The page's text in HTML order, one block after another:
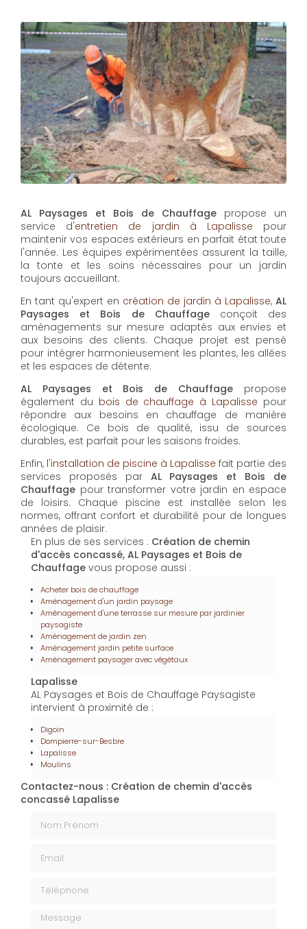
AL Paysages et Bois de Chauffage propose un
service d'entretien de jardin à Lapalisse pour
maintenir vos espaces extérieurs en parfait état toute
l'année. Les équipes expérimentées assurent la taille,
la tonte et les soins nécessaires pour un jardin
toujours accueillant.
En tant qu'expert en création de jardin à Lapalisse, AL
Paysages et Bois de Chauffageconçoit des
aménagements sur mesure adaptés aux envies et
aux besoins des clients. Chaque projet est pensé
pour intégrer harmonieusement les plantes, les allées
et les espaces de détente.
AL Paysages et Bois de Chauffage propose
également du bois de chauffage à Lapalisse pour
répondre aux besoins en chauffage de manière
écologique. Ce bois de qualité, issu de sources
durables, est parfait pour les saisons froides.
Enfin, l'installation de piscine à Lapalisse fait partie des
services proposés par AL Paysages et Bois de
Chauffage pour transformer votre jardin en espace
de loisirs. Chaque piscine est installée selon les
normes, offrant confort et durabilité pour de longues
années de plaisir.
En plus de ses services : Création de chemin
d'accès concassé, AL Paysages et Bois de
Chauffage vous propose aussi :
Acheter bois de chauffage
Aménagement d'un jardin paysage
Aménagement d'une terrasse sur mesure par jardinier
paysagiste
Aménagement de jardin zen
Aménagement jardin petite surface
Aménagement paysager avec végétaux
Lapalisse
AL Paysages et Bois de Chauffage Paysagiste
intervient à proximité de :
Digoin
Dompierre-sur-Besbre
Lapalisse
Moulins
Contactez-nous : Création de chemin d'accès
concassé Lapalisse
Message